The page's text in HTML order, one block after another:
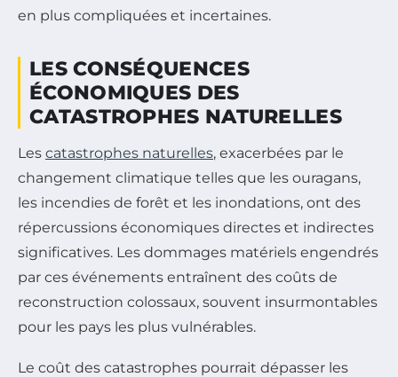
en plus compliquées et incertaines.
LES CONSÉQUENCES
ÉCONOMIQUES DES
CATASTROPHES NATURELLES
Les catastrophes naturelles, exacerbées par le
changement climatique telles que les ouragans,
les incendies de forêt et les inondations, ont des
répercussions économiques directes et indirectes
significatives. Les dommages matériels engendrés
par ces événements entraînent des coûts de
reconstruction colossaux, souvent insurmontables
pour les pays les plus vulnérables.
Le coût des catastrophes pourrait dépasser les